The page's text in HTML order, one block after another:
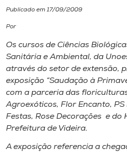
Cultura
CPA
Biblioteca
Publicado em 17/09/2009
Por
Os cursos de Ciências
Sanitária e Ambiental, da
através do setor de extensão,
exposição “Saudação à
com a parceria das
Agroexóticos, Flor Encanto,
Festas, Rose Decorações e do
Prefeitura de Videira.
A exposição referencia a